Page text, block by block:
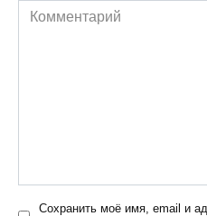
Комментарий
Сохранить моё имя, email и